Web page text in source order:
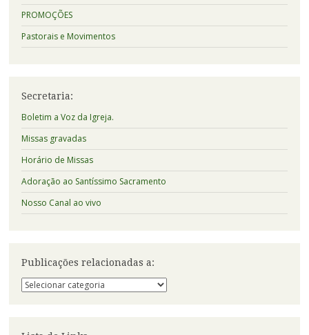
PROMOÇÕES
Pastorais e Movimentos
Secretaria:
Boletim a Voz da Igreja.
Missas gravadas
Horário de Missas
Adoração ao Santíssimo Sacramento
Nosso Canal ao vivo
Publicações relacionadas a:
Publicações
relacionadas